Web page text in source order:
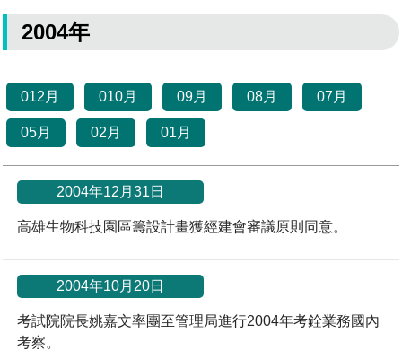
招標資訊
園區電子看板專區
局長電子信箱
組織法
組織架構
組織職掌
管理局位置
施政主軸
年度工作展望
國家科學及技術委員會重大政策
廉政園地
工作職掌與聯絡管道
廉政反貪、防貪專區
廉政資訊
公職人員及關係人補助交易身分關係公開專區
機關採購廉政平臺
獲獎記錄
檔案應用專區
檔案應用服務須知
檔案應用及宣導活動
檔案教育訓練及標竿學習
WebMail(新)
競爭優勢
土地規劃
水電供應
園區土地廠房宿舍出租資訊
園區資源再生中心
污水處理廠
高雄園區
簡介
競爭優勢
土地規劃
水電供應
園區土地廠房宿舍出租資訊
污水處理廠
橋頭園區
簡介
競爭優勢
土地規劃
水電供應
園區土地廠房宿舍出租資訊
污水處理廠
新設園區
交通資訊
機構及廠商名錄
廠商名錄
園區公會資訊
研究機構
文化藝術
公共藝術
考古遺址
園區生活
生活服務
創新創業
廠商服務
入區申辦流程
申辦案件處理時限
投資業務
工商業務
通關業務
工安管理
相關費用
園區事業管理費
土地及廠房租賃
宿舍租金費用
污水費
廢棄物清除處理費
科學園區廠商服務網
園區課程及獎補助計畫
園區培訓課程
科學園區人才培育補助計畫
新興科技應用計畫
園區參訪申請
性平專區
園區廠商採購資訊
享
2004年
012月 010月 09月 08月 07月
05月 02月 01月
2004年12月31日
高雄生物科技園區籌設計畫獲經建會審議原則同意。
2004年10月20日
考試院院長姚嘉文率團至管理局進行2004年考銓業務國內
考察。